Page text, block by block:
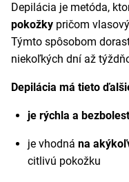
Depilácia je metóda,
pokožky pričom
Týmto spôsobom
niekoľkých dní až
Depilácia má tieto
je rýchla a
je vhodná na
citlivú pokožku